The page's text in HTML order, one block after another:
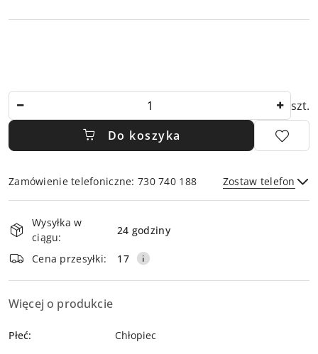
szt.
Do koszyka
Zamówienie telefoniczne: 730 740 188 Zostaw telefon
i
dostawa
Wysyłka w
ciągu:
24 godziny
Cena przesyłki: 17
Więcej o produkcie
Płeć: Chłopiec